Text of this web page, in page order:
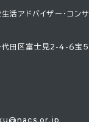
活アドバイザー・コンサ
田区富士見2-4-６宝５